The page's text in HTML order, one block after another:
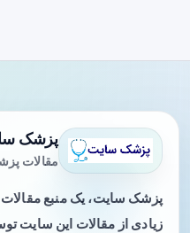
پزشک
مقالات
پزشک سایت، یک منبع
زیادی از مقالات این سایت